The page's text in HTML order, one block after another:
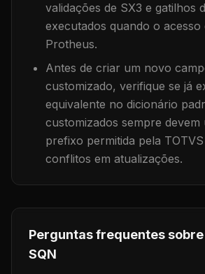
validações de SX3 e gatilhos
executados quando o acesso
Protheus.
Antes de criar um novo
customizado, verifique se já
equivalente no dicionário
customizados sempre devem
prefixo permitida pela
conflitos em atualizações.
Perguntas frequentes
SQN